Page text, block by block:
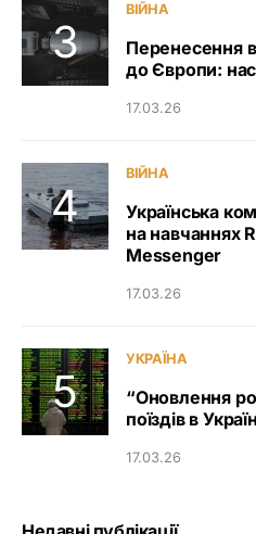
ВІЙНА
Перенесення
до Європи:
17.03.26
ВІЙНА
Українська
на навчаннях
Messenger
17.03.26
УКРАЇНА
“Оновлення
поїздів в
17.03.26